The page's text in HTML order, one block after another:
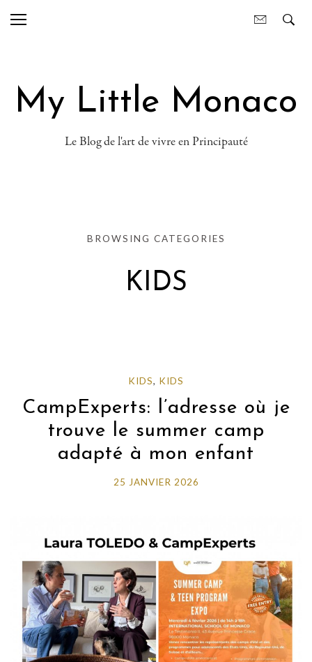
My Little Monaco
Le Blog de l'art de vivre en Principauté
BROWSING CATEGORIES
KIDS
KIDS, KIDS
CampExperts: l’adresse où je
trouve le summer camp
adapté à mon enfant
25 JANVIER 2026